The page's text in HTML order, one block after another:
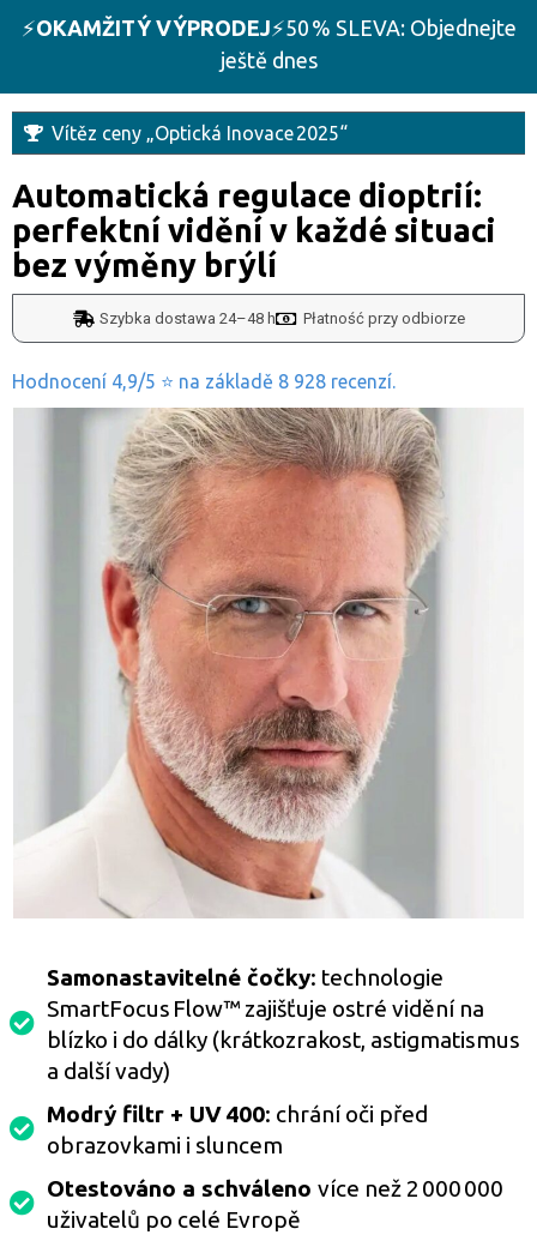
⚡️OKAMŽITÝ VÝPRODEJ⚡️50 % SLEVA: Objednejte
ještě dnes
Vítěz ceny „Optická Inovace 2025“
Automatická regulace dioptrií:
perfektní vidění v každé situaci
bez výměny brýlí
Szybka dostawa 24–48 h Płatność przy odbiorze
Hodnocení 4,9/5 ⭐ na základě 8 928 recenzí.
Samonastavitelné čočky: technologie
SmartFocus Flow™ zajišťuje ostré vidění na
blízko i do dálky (krátkozrakost, astigmatismus
a další vady)
Modrý filtr + UV 400: chrání oči před
obrazovkami i sluncem
Otestováno a schválenovíce než 2 000 000
uživatelů po celé Evropě